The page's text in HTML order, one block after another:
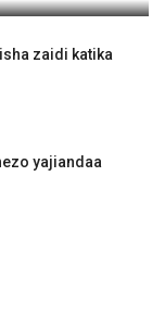
zaidi katika
yajiandaa